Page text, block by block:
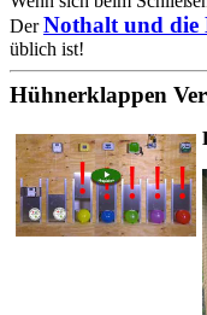
DerNothalt und
üblich ist!
Hühnerklappen